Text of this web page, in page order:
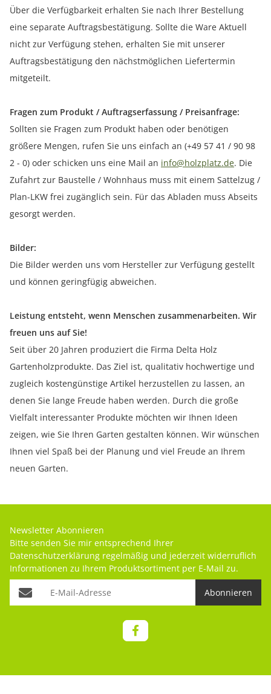
Über die Verfügbarkeit erhalten Sie nach Ihrer Bestellung
eine separate Auftragsbestätigung. Sollte die Ware Aktuell
nicht zur Verfügung stehen, erhalten Sie mit unserer
Auftragsbestätigung den nächstmöglichen Liefertermin
mitgeteilt.
Fragen zum Produkt / Auftragserfassung / Preisanfrage:
Sollten sie Fragen zum Produkt haben oder benötigen
größere Mengen, rufen Sie uns einfach an (+49 57 41 / 90 98
2 - 0) oder schicken uns eine Mail an info@holzplatz.de. Die
Zufahrt zur Baustelle / Wohnhaus muss mit einem Sattelzug /
Plan-LKW frei zugänglich sein. Für das Abladen muss Abseits
gesorgt werden.
Bilder:
Die Bilder werden uns vom Hersteller zur Verfügung gestellt
und können geringfügig abweichen.
Leistung entsteht, wenn Menschen zusammenarbeiten. Wir
freuen uns auf Sie!
Seit über 20 Jahren produziert die Firma Delta Holz
Gartenholzprodukte. Das Ziel ist, qualitativ hochwertige und
zugleich kostengünstige Artikel herzustellen zu lassen, an
denen Sie lange Freude haben werden. Durch die große
Vielfalt interessanter Produkte möchten wir Ihnen Ideen
zeigen, wie Sie Ihren Garten gestalten können. Wir wünschen
Ihnen viel Spaß bei der Planung und viel Freude an Ihrem
neuen Garten.
Newsletter Abonnieren
Bitte senden Sie mir entsprechend Ihrer
Datenschutzerklärung regelmäßig und jederzeit widerruflich
Informationen zu Ihrem Produktsortiment per E-Mail zu.
Abonnieren